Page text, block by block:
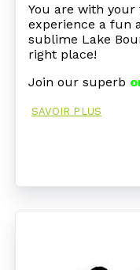
You are with
experience a fun
sublime Lake
right place!
Join our superb
SAVOIR PLUS